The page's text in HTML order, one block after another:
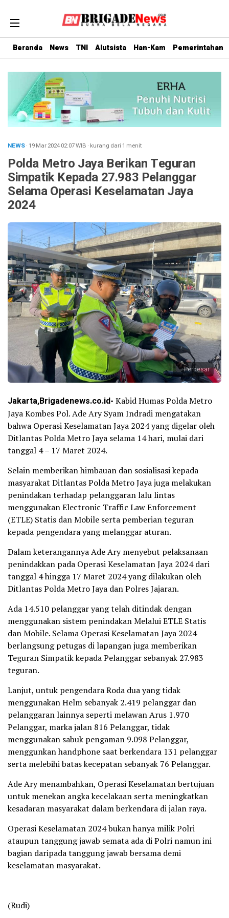
Beranda News TNI Alutsista Han-Kam Pemerintahan
NEWS· 19 Mar 202402:07WIB · kurang dari 1 menit
Polda Metro Jaya Berikan Teguran
Simpatik Kepada 27.983 Pelanggar
Selama Operasi Keselamatan Jaya
2024
Perbesar
Jakarta,Brigadenews.co.id- Kabid Humas Polda Metro
Jaya Kombes Pol. Ade Ary Syam Indradi mengatakan
bahwa Operasi Keselamatan Jaya 2024 yang digelar oleh
Ditlantas Polda Metro Jaya selama 14 hari, mulai dari
tanggal 4 – 17 Maret 2024.
Selain memberikan himbauan dan sosialisasi kepada
masyarakat Ditlantas Polda Metro Jaya juga melakukan
penindakan terhadap pelanggaran lalu lintas
menggunakan Electronic Traffic Law Enforcement
(ETLE) Statis dan Mobile serta pemberian teguran
kepada pengendara yang melanggar aturan.
Dalam keterangannya Ade Ary menyebut pelaksanaan
penindakkan pada Operasi Keselamatan Jaya 2024 dari
tanggal 4 hingga 17 Maret 2024 yang dilakukan oleh
Ditlantas Polda Metro Jaya dan Polres Jajaran.
Ada 14.510 pelanggar yang telah ditindak dengan
menggunakan sistem penindakan Melalui ETLE Statis
dan Mobile. Selama Operasi Keselamatan Jaya 2024
berlangsung petugas di lapangan juga memberikan
Teguran Simpatik kepada Pelanggar sebanyak 27.983
teguran.
Lanjut, untuk pengendara Roda dua yang tidak
menggunakan Helm sebanyak 2.419 pelanggar dan
pelanggaran lainnya seperti melawan Arus 1.970
Pelanggar, marka jalan 816 Pelanggar, tidak
menggunakan sabuk pengaman 9.098 Pelanggar,
menggunkan handphone saat berkendara 131 pelanggar
serta melebihi batas kecepatan sebanyak 76 Pelanggar.
Ade Ary menambahkan, Operasi Keselamatan bertujuan
untuk menekan angka kecelakaan serta meningkatkan
kesadaran masyarakat dalam berkendara di jalan raya.
Operasi Keselamatan 2024 bukan hanya milik Polri
ataupun tanggung jawab semata ada di Polri namun ini
bagian daripada tanggung jawab bersama demi
keselamatan masyarakat.
(Rudi)